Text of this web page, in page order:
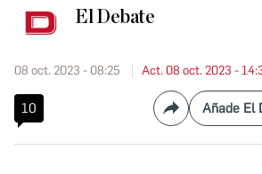
El Debate
08 oct. 2023 - 08:25 Act. 08 oct. 2023 -
10 Compartir
Añade El